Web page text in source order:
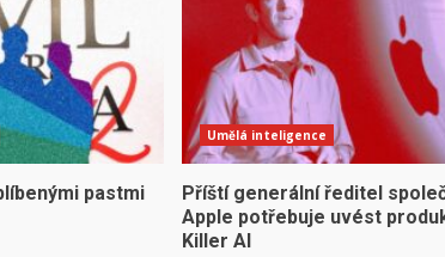
pastmi
Umělá inteligence
Příští generální ředitel
Apple potřebuje uvést
Killer AI